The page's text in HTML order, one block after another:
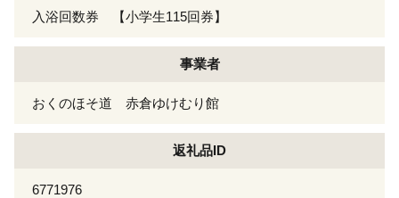
入浴回数券 【小学生115回券】
事業者
おくのほそ道 赤倉ゆけむり館
返礼品ID
6771976